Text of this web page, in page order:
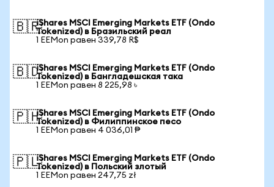
🇧🇷iShares MSCI Emerging Markets ETF (Ondo
Tokenized) в Бразильский реал
1 EEMon равен 339,78 R$
🇧🇩iShares MSCI Emerging Markets ETF (Ondo
Tokenized) в Бангладешская така
1 EEMon равен 8 225,98 ৳
🇵🇭iShares MSCI Emerging Markets ETF (Ondo
Tokenized) в Филиппинское песо
1 EEMon равен 4 036,01 ₱
🇵🇱iShares MSCI Emerging Markets ETF (Ondo
Tokenized) в Польский злотый
1 EEMon равен 247,75 zł